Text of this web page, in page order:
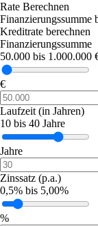
Rate Berechnen
Finanzierungssumme
Kreditrate berechnen
Finanzierungssumme
50.000 bis 1.000.000
€
Laufzeit (in Jahren)
10 bis 40 Jahre
Jahre
Zinssatz (p.a.)
0,5% bis 5,00%
%